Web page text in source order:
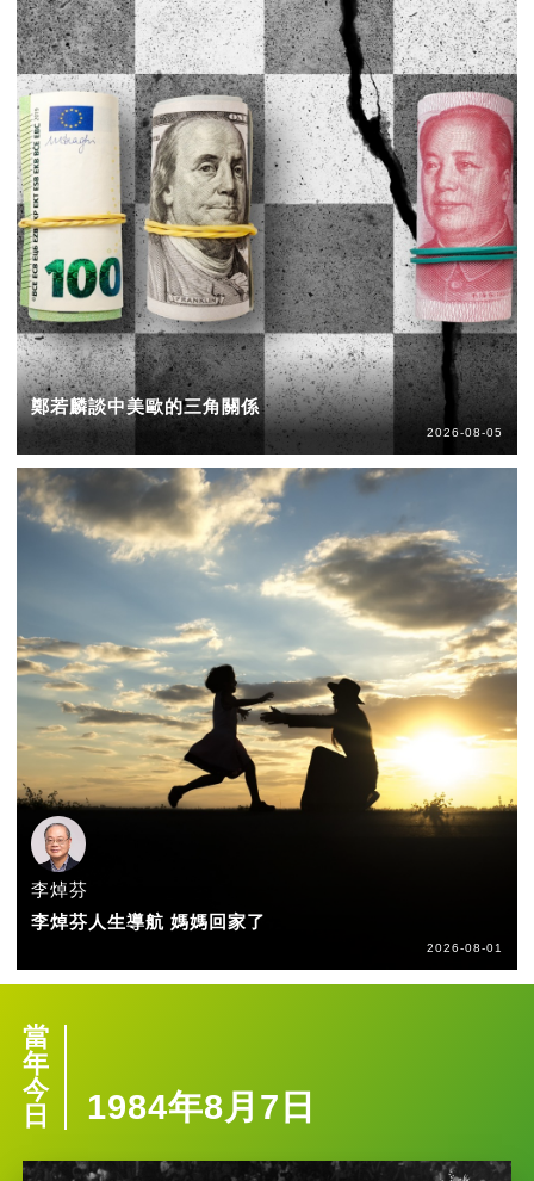
鄭若麟談中美歐的三角關係
2026-08-05
李焯芬
李焯芬人生導航 媽媽回家了
2026-08-01
當
年
今
日
1984年8月7日